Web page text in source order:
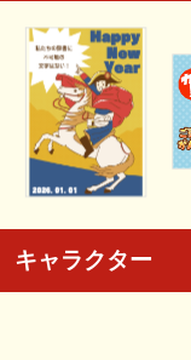
キャラクター